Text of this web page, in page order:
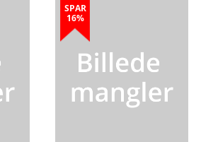
SPAR
16%